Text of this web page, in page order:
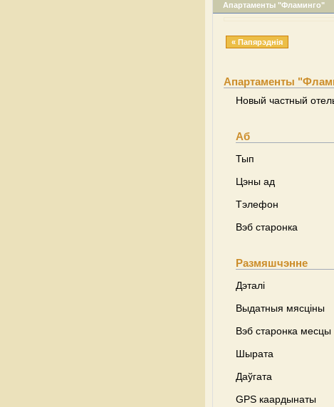
Апартаменты "Фламинго"
« Папярэднія
Апартаменты
Новый частный
Аб
Тып
Цэны ад
Тэлефон
Вэб старонка
Размяшчэнне
Дэталі
Выдатныя мясціны
Вэб старонка месцы
Шырата
Даўгата
GPS каардынаты